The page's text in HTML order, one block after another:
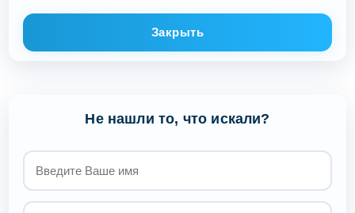
Закрыть
Не нашли то, что искали?